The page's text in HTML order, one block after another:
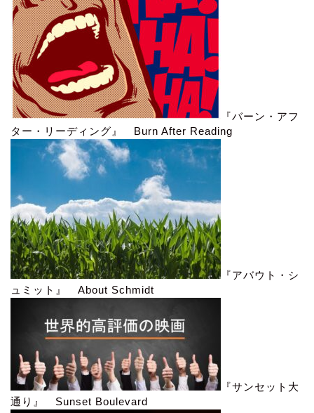
『バーン・アフ
ター・リーディング』 Burn After Reading
『アバウト・シ
ュミット』 About Schmidt
『サンセット大
通り』 Sunset Boulevard